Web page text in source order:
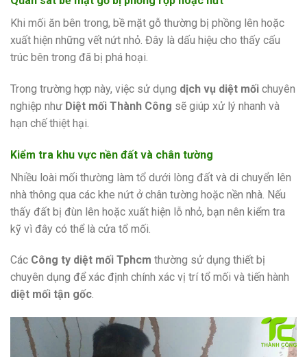
Khi mối ăn bên trong, bề mặt gỗ thường bị phồng lên hoặc
xuất hiện những vết nứt nhỏ. Đây là dấu hiệu cho thấy cấu
trúc bên trong đã bị phá hoại.
Trong trường hợp này, việc sử dụng dịch vụ diệt mối chuyên
nghiệp như Diệt mối Thành Công sẽ giúp xử lý nhanh và
hạn chế thiệt hại.
Kiểm tra khu vực nền đất và chân tường
Nhiều loài mối thường làm tổ dưới lòng đất và di chuyển lên
nhà thông qua các khe nứt ở chân tường hoặc nền nhà. Nếu
thấy đất bị đùn lên hoặc xuất hiện lỗ nhỏ, bạn nên kiểm tra
kỹ vì đây có thể là cửa tổ mối.
Các Công ty diệt mối Tphcm thường sử dụng thiết bị
chuyên dụng để xác định chính xác vị trí tổ mối và tiến hành
diệt mối tận gốc.